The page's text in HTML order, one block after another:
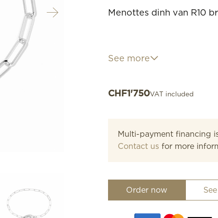
Menottes dinh van R10
Length: 18 cm
See more
CHF1'750VAT included
Multi-payment financing
Contact us for more
Order now